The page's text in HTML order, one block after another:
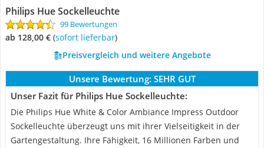
Philips Hue Sockelleuchte
99 Bewertungen
ab 128,00 € ( Sofort lieferbar)
Preisvergleich und weitere Angebote
Unsere Bewertung: SEHR GUT
Unser Fazit für Philips Hue Sockelleuchte:
Die Philips Hue White & Color Ambiance Impress Outdoor
Sockelleuchte überzeugt uns mit ihrer Vielseitigkeit in der
Gartengestaltung. Ihre Fähigkeit, 16 Millionen Farben und